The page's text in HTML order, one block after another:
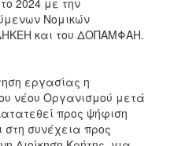
Νομικών
και του ΔΟΠΑΜΦΑΗ.
εργασίας η
νέου Οργανισμού μετά
προς ψήφιση
στη συνέχεια προς